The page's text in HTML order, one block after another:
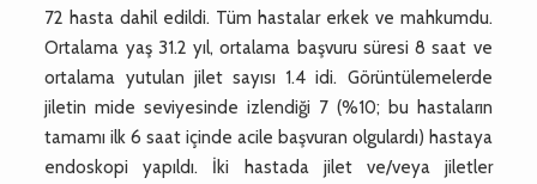
72 hasta dahil edildi. Tüm hastalar erkek ve mahkumdu.
Ortalama yaş 31.2 yıl, ortalama başvuru süresi 8 saat ve
ortalama yutulan jilet sayısı 1.4 idi. Görüntülemelerde
jiletin mide seviyesinde izlendiği 7 (%10; bu hastaların
tamamı ilk 6 saat içinde acile başvuran olgulardı) hastaya
endoskopi yapıldı. İki hastada jilet ve/veya jiletler